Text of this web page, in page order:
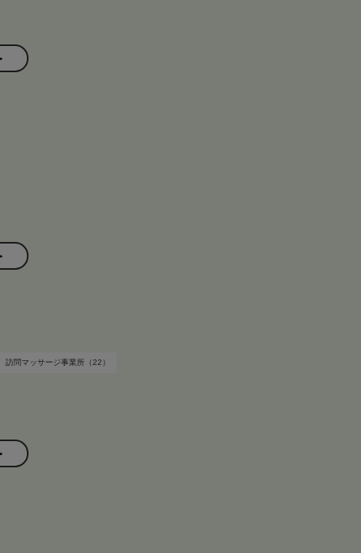
訪問マッサージ事業所（22）